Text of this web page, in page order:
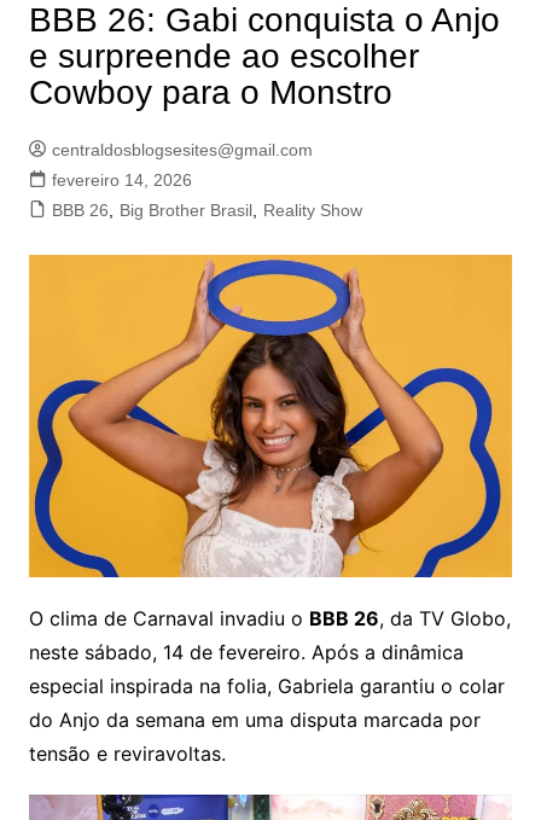
BBB 26: Gabi conquista o Anjo
e surpreende ao escolher
Cowboy para o Monstro
centraldosblogsesites@gmail.com
fevereiro 14, 2026
BBB 26
Big Brother Brasil, Reality Show
O clima de Carnaval invadiu o BBB 26, da TV Globo,
neste sábado, 14 de fevereiro. Após a dinâmica
especial inspirada na folia, Gabriela garantiu o colar
do Anjo da semana em uma disputa marcada por
tensão e reviravoltas.